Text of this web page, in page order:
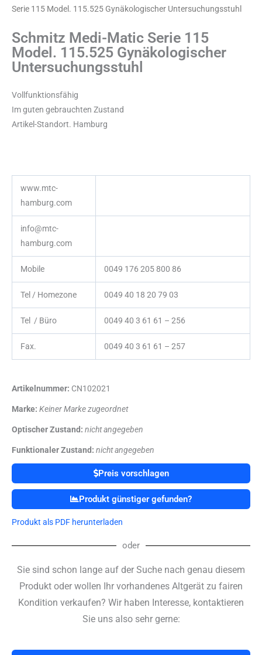
Serie 115 Model. 115.525 Gynäkologischer Untersuchungsstuhl
Schmitz Medi-Matic Serie 115
Model. 115.525 Gynäkologischer
Untersuchungsstuhl
Vollfunktionsfähig
Im guten gebrauchten Zustand
Artikel-Standort. Hamburg
www.mtc-
hamburg.com
info@mtc-
hamburg.com
Mobile 0049 176 205 800 86
Tel / Homezone 0049 40 18 20 79 03
Tel / Büro 0049 40 3 61 61 – 256
Fax. 0049 40 3 61 61 – 257
Artikelnummer: CN102021
Marke: Keiner Marke zugeordnet
Optischer Zustand: nicht angegeben
Funktionaler Zustand: nicht angegeben
Preis vorschlagen
Produkt günstiger gefunden?
Produkt als PDF herunterladen
oder
Sie sind schon lange auf der Suche nach genau diesem
Produkt oder wollen Ihr vorhandenes Altgerät zu fairen
Kondition verkaufen? Wir haben Interesse, kontaktieren
Sie uns also sehr gerne: